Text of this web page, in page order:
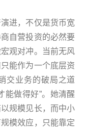
进，不仅是货币宽
自营投资的必然要
观对冲。当前无风
能作为一个底层资
交业务的破局之道
能做得好”。她清醒
规模见长，而中小
模效应，只能靠定